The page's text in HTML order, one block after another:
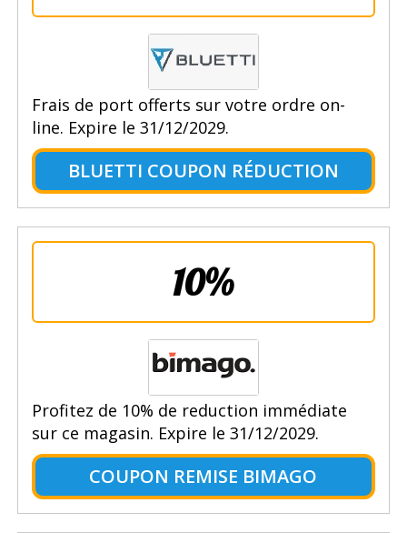
Frais de port offerts sur votre ordre on-
line. Expire le 31/12/2029.
BLUETTI COUPON RÉDUCTION
10%
Profitez de 10% de reduction immédiate
sur ce magasin. Expire le 31/12/2029.
COUPON REMISE BIMAGO